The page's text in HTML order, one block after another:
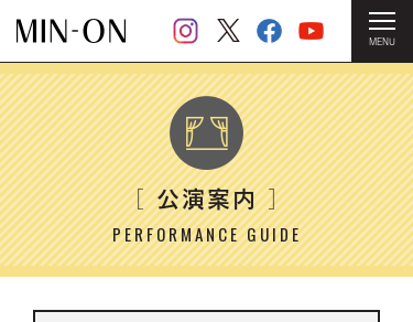
MENU
HOME ＞ 公演案内
［公演案内］
PERFORMANCE GUIDE